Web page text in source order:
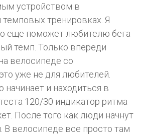
устройством в
тренировках. Я
еще поможет любителю бега
темп. Только впереди
велосипеде со
уже не для любителей.
начинает и находиться в
120/30 индикатор ритма
После того как люди начнут
В велосипеде все просто там